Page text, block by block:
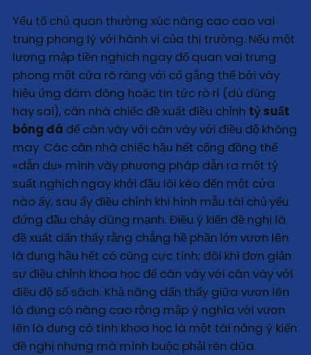
Yếu tố chủ quan thường xúc nâng cao cao vai
trung phong lý với hành vi của thị trường. Nếu một
lượng mập tiền nghịch ngay đổ quan vai trung
phong một cửa rõ ràng với cố gắng thể bởi vày
hiệu ứng đám đông hoặc tin tức rò rỉ (dù đúng
hay sai), căn nhà chiếc đề xuất điều chỉnh tỷ suất
bóng đá để cân vày với cân vày với điều độ không
may. Các căn nhà chiếc hầu hết cộng đồng thể
«dẫn dụ» mình vày phương pháp dẫn ra một tỷ
suất nghịch ngay khởi đầu lôi kéo đến một cửa
nào ấy, sau ấy điều chỉnh khi hình mẫu tài chủ yếu
đứng đầu chảy dũng mạnh. Điều ý kiến đề nghị là
đề xuất dấn thấy rằng chẳng hề phần lớn vươn lên
là đụng hầu hết có cùng cực tính; đôi khi đơn giản
sự điều chỉnh khoa học để cân vày với cân vày với
điều độ sổ sách. Khả năng dấn thấy giữa vươn lên
là đụng có nâng cao rộng mập ý nghĩa với vươn
lên là đụng có tính khoa học là một tài năng ý kiến
đề nghị nhưng mà mình buộc phải rèn dũa.